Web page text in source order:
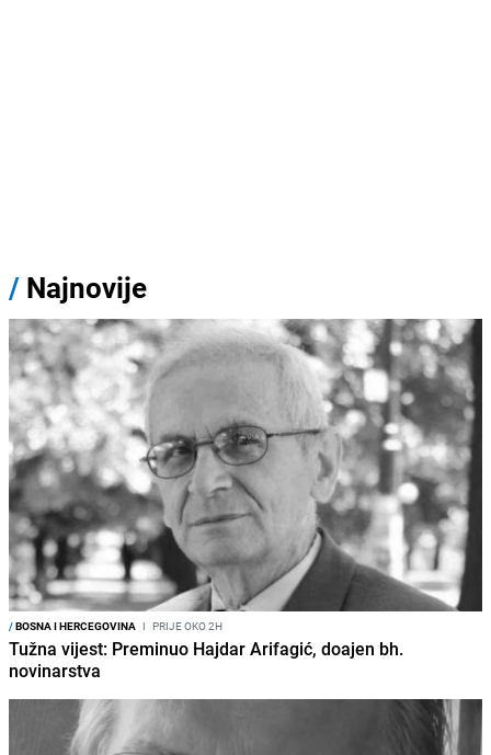
/ Najnovije
/BOSNA I HERCEGOVINA I PRIJE OKO 2H
Tužna vijest: Preminuo Hajdar Arifagić, doajen bh.
novinarstva